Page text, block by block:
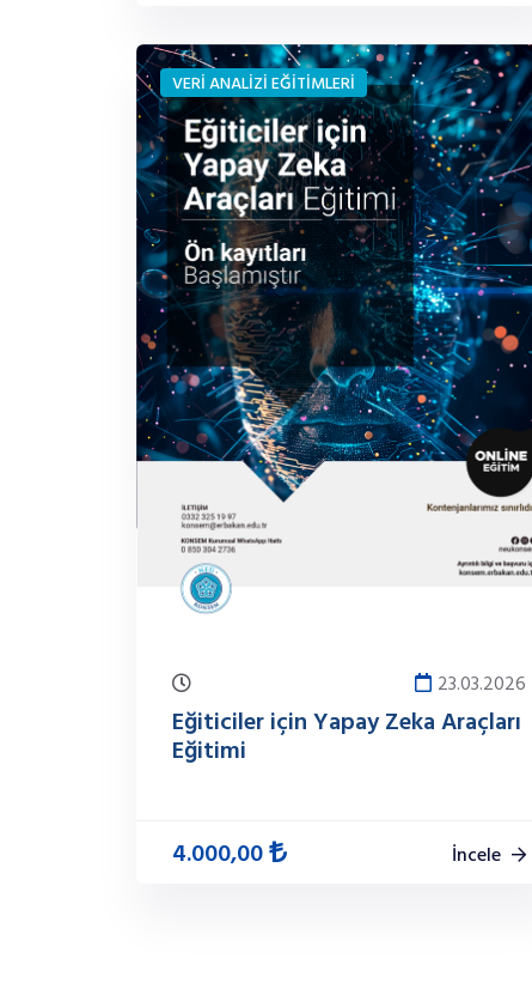
VERİ ANALİZİ EĞİTİMLERİ
23.03.2026
Eğiticiler için Yapay Zeka Araçları
Eğitimi
4.000,00 İncele